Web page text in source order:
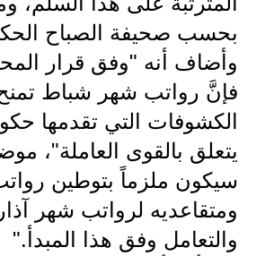
اسئلة
المرحلة
مرشحات
المرحلة
بحسب صحيفة الصباح
وأضاف أنه "وفق قرار
فإنَّ رواتب شهر شباط
الكشوفات التي تقدمها
يتعلق بالقوى العاملة"،
سيكون ملزماً بتوطين
ومتقاعديه لرواتب شهر
والتعامل وفق هذا المبدأ."